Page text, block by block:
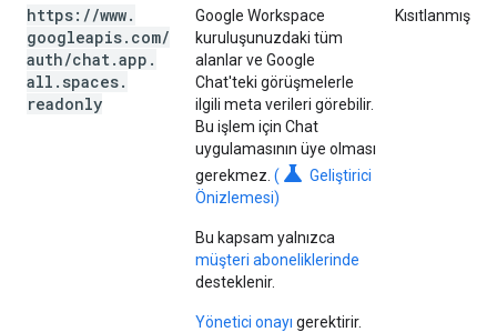
https: //www.
googleapis. com/
auth/chat.app .
all . spaces.
readonly
Google Workspace
kuruluşunuzdaki tüm
alanlar ve Google
Chat'teki görüşmelerle
ilgili meta verileri görebilir.
Bu işlem için Chat
uygulamasının üye olması
gerekmez. ( science Geliştirici
Önizlemesi)
Bu kapsam yalnızca
müşteri aboneliklerinde
desteklenir.
Yönetici onayı gerektirir.
Kısıtlanmış